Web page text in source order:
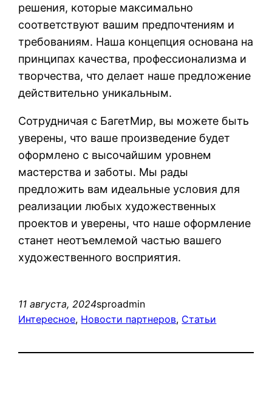
решения, которые максимально
соответствуют вашим предпочтениям и
требованиям. Наша концепция основана на
принципах качества, профессионализма и
творчества, что делает наше предложение
действительно уникальным.
Сотрудничая с БагетМир, вы можете быть
уверены, что ваше произведение будет
оформлено с высочайшим уровнем
мастерства и заботы. Мы рады
предложить вам идеальные условия для
реализации любых художественных
проектов и уверены, что наше оформление
станет неотъемлемой частью вашего
художественного восприятия.
11 августа, 2024sproadmin
Интересное, Новости партнеров, Статьи